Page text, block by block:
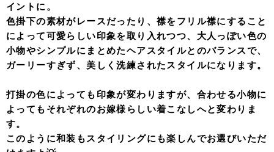
イントに。
色掛下の素材がレースだったり、襟をフリル襟にすること
によって可愛らしい印象を取り入れつつ、大人っぽい色の
小物やシンプルにまとめたヘアスタイルとのバランスで、
ガーリーすぎず、美しく洗練されたスタイルになります。
打掛の色によっても印象が変わりますが、合わせる小物に
よってもそれぞれのお嫁様らしい着こなしへと変わりま
す。
このように和装もスタイリングにも楽しんでお選びいただ